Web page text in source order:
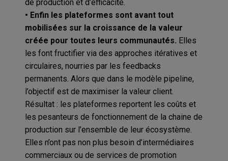
de production et d’efficacité.
• Enfin les plateformes sont avant tout
mobilisées sur la croissance de la valeur
créée pour toutes leurs communautés. Elles
les font fructifier via des approches itératives et
circulaires, nourries par les feedbacks
permanents. Alors que dans le modèle pipeline,
l’objectif est de maximiser la valeur client.
Résultat : les plateformes reportent les coûts et
les pesanteurs de fonctionnement de la chaine de
production sur l’ensemble de leur écosystème.
Elles n’ont pas non plus besoin d’intermédiaires
commerciaux ou de services de promotion